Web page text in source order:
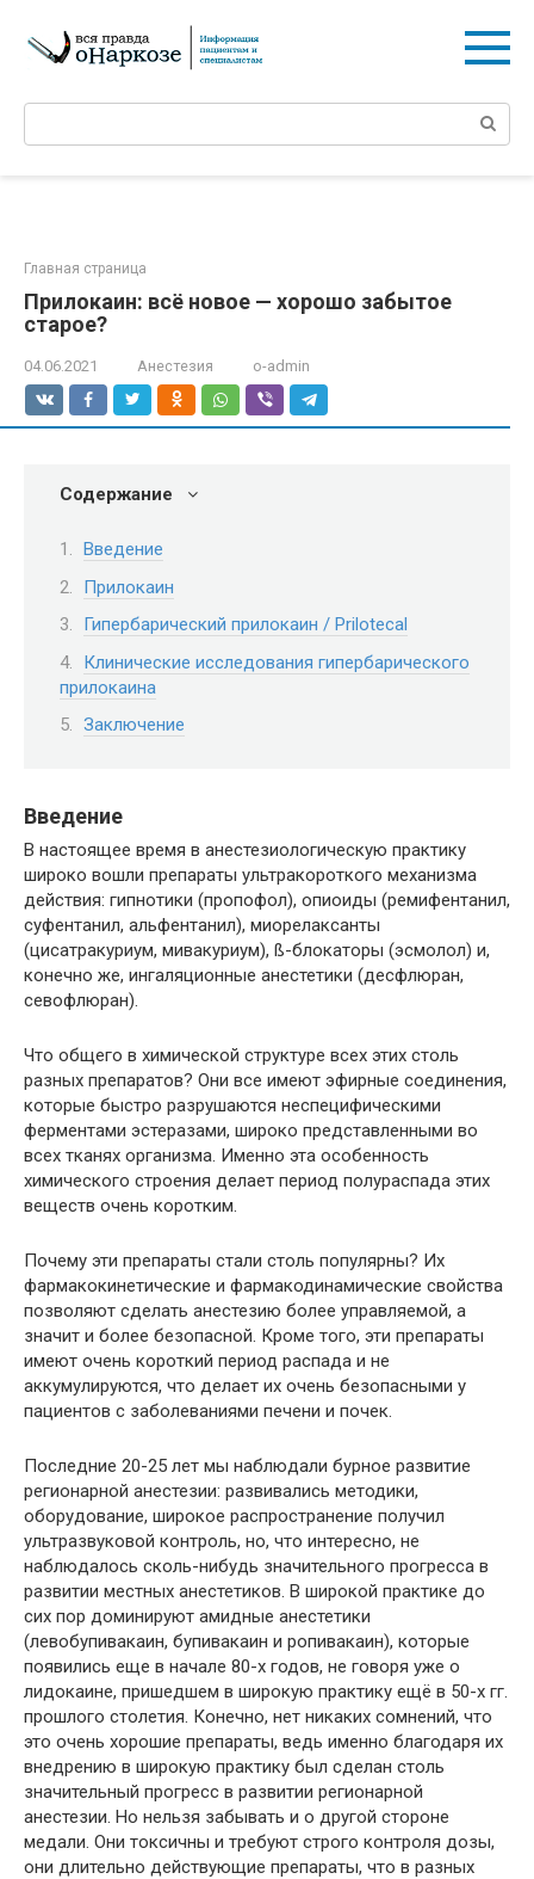
контенту
Поиск:
Главная страница
Прилокаин: всё новое — хорошо забытое
старое?
04.06.2021 Анестезия o-admin
Содержание
Введение
Прилокаин
Гипербарический прилокаин / Prilotecal
Клинические исследования гипербарического
прилокаина
Заключение
Введение
В настоящее время в анестезиологическую практику
широко вошли препараты ультракороткого механизма
действия: гипнотики (пропофол), опиоиды (ремифентанил,
суфентанил, альфентанил), миорелаксанты
(цисатракуриум, мивакуриум), ß-блокаторы (эсмолол) и,
конечно же, ингаляционные анестетики (десфлюран,
севофлюран).
Что общего в химической структуре всех этих столь
разных препаратов? Они все имеют эфирные соединения,
которые быстро разрушаются неспецифическими
ферментами эстеразами, широко представленными во
всех тканях организма. Именно эта особенность
химического строения делает период полураспада этих
веществ очень коротким.
Почему эти препараты стали столь популярны? Их
фармакокинетические и фармакодинамические свойства
позволяют сделать анестезию более управляемой, а
значит и более безопасной. Кроме того, эти препараты
имеют очень короткий период распада и не
аккумулируются, что делает их очень безопасными у
пациентов с заболеваниями печени и почек.
Последние 20-25 лет мы наблюдали бурное развитие
регионарной анестезии: развивались методики,
оборудование, широкое распространение получил
ультразвуковой контроль, но, что интересно, не
наблюдалось сколь-нибудь значительного прогресса в
развитии местных анестетиков. В широкой практике до
сих пор доминируют амидные анестетики
(левобупивакаин, бупивакаин и ропивакаин), которые
появились еще в начале 80-х годов, не говоря уже о
лидокаине, пришедшем в широкую практику ещё в 50-х гг.
прошлого столетия. Конечно, нет никаких сомнений, что
это очень хорошие препараты, ведь именно благодаря их
внедрению в широкую практику был сделан столь
значительный прогресс в развитии регионарной
анестезии. Но нельзя забывать и о другой стороне
медали. Они токсичны и требуют строго контроля дозы,
они длительно действующие препараты, что в разных